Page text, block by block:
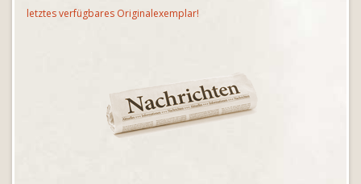
letztes verfügbares Originalexemplar!